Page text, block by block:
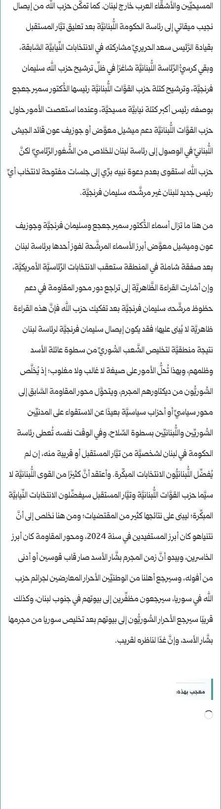
المسيحيِّين والأشقَّاء العرب خارج لبنان. كما تمكَّن حزب الله من إيصال
نجيب ميقاتي إلى رئاسة الحكومة اللُّبنانيَّة بعد تعليق تيَّار المستقبل
بقيادة الرَّئيس سعد الحريريِّ مشاركته في الانتخابات النِّيابيَّة السَّابقة،
وبقي كرسيُّ الرِّئاسة اللُّبنانيَّة شاغرًا في ظلِّ ترشيح حزب الله سليمان
فرنجيَّة، وترشيح كتلة حزب القوَّات اللُّبنانيَّة رئيسها الدُّكتور سمير جعجع
بوصفه رئيس أكبر كتلة نيابيَّة مسيحيَّة، وعندما استعصت الأمور حاول
حزب القوَّات اللُّبنانيَّة دعم ميشيل معوَّض أو جوزيف عون قائد الجيش
اللُّبنانيِّ في الوصول إلى رئاسة لبنان للخلاص من الشُّغور الرِّئاسيِّ؛ لكنَّ
حزب الله استقوى بعدم دعوة نبيه برِّي إلى جلسات مفتوحة لانتخاب أيِّ
رئيس جديد للبنان غير مرشَّحه سليمان فرنجيَّة.
من هنا ما تزال أسماء الدُّكتور سمير جعجع وسليمان فرنجيَّة وجوزيف
عون وميشيل معوَّض أبرز الأسماء المرشَّحة لفوز أحدها برئاسة لبنان
بعد صفقة شاملة في المنطقة ستعقب الانتخابات الرِّئاسيَّة الأمريكيَّة،
وإن أشارت القراءة الظَّاهريَّة إلى تراجع دور محور المقاومة في دعم
حظوظ مرشَّحه سليمان فرنجيَّة بعد تفكيك حزب الله فإنَّ هذه القراءة
ظاهريَّة لا يُبنى عليها؛ فقد يكون إيصال سليمان فرنجيَّة لرئاسة لبنان
نتيجة منطقيَّة لتخليص الشَّعب السُّوريِّ من سطوة عائلة الأسد
وظلمهم، وبهذا تُحلُّ الأمور على صيغة لا غالب ولا مغلوب؛ إذ يُخلَّص
السُّوريُّون من ديكتاورهم المجرم، ويتحوَّل محور المقاومة السَّابق إلى
محور سياسيِّ أو أحزاب سياسيَّة بعيدًا عن الاستقواء على المدنيِّين
السُّوريِّين واللُّبنانيِّين بسطوة السِّلاح، وفي الوقت نفسه تُعطى رئاسة
الحكومة في لبنان لشخصيَّة من تيَّار المستقبل أو قريبة منه، إن لم
يُفضِّل اللُّبنانيُّون الانتخابات المبكِّرة. وأعتقد أنَّ كثيرًا من القوى اللُّبنانيَّة لا
سيَّما حزب القوَّات اللُّبنانيَّة وتيَّار المستقبل سيفضِّلون الانتخابات النِّيابيَّة
المبكِّرة؛ ليبنى على نتائجها كثير من المقتضيات؛ ومن هنا نخلص إلى أنَّ
نتنياهو كان أبرز المستفيدين في سنة 2024، ومحور المقاومة كان أبرز
الخاسرين، ويبدو أنَّ زمن المجرم بشَّار الأسد صار قاب قوسين أو أدنى
من أفوله، وسيرجع أهلنا من الوطنيِّين الأحرار المعارضين لجرائم حزب
الله في سوريا، سيرجعون مظفِّرين إلى بيوتهم في جنوب لبنان، وكذلك
قريبًا سيرجع الأحرار السُّوريُّون إلى بيوتهم بعد تخليص سوريا من مجرمها
بشَّار الأسد، وإنَّ غدًا لناظره لقريب.
معجب بهذه:
جاري